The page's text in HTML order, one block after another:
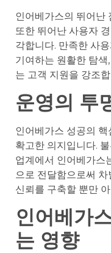
인어베가스의 뛰어난
또한 뛰어난 사용자
각합니다. 만족한 사
기여하는 원활한 탐
는 고객 지원을 강조
운영의 투
인어베가스 성공의
확고한 의지입니다.
업계에서 인어베가스
으로 전달함으로써
신뢰를 구축할 뿐만
인어베가
는 영향